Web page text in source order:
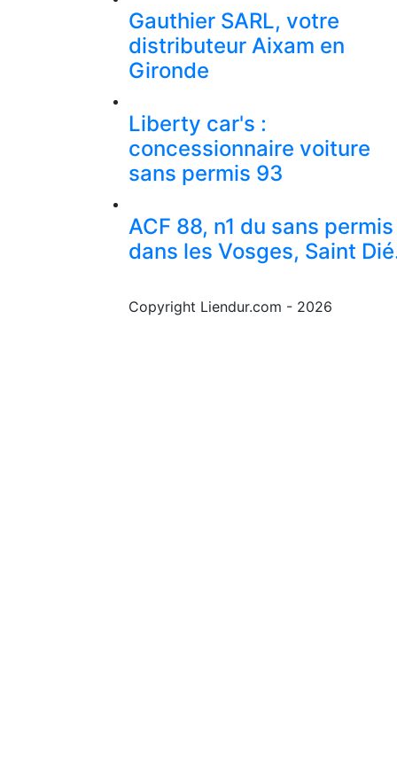
Gauthier SARL, votre
distributeur Aixam en
Gironde
Liberty car's :
concessionnaire voiture
sans permis 93
ACF 88, n1 du sans permis
dans les Vosges, Saint
Copyright Liendur.com - 2026